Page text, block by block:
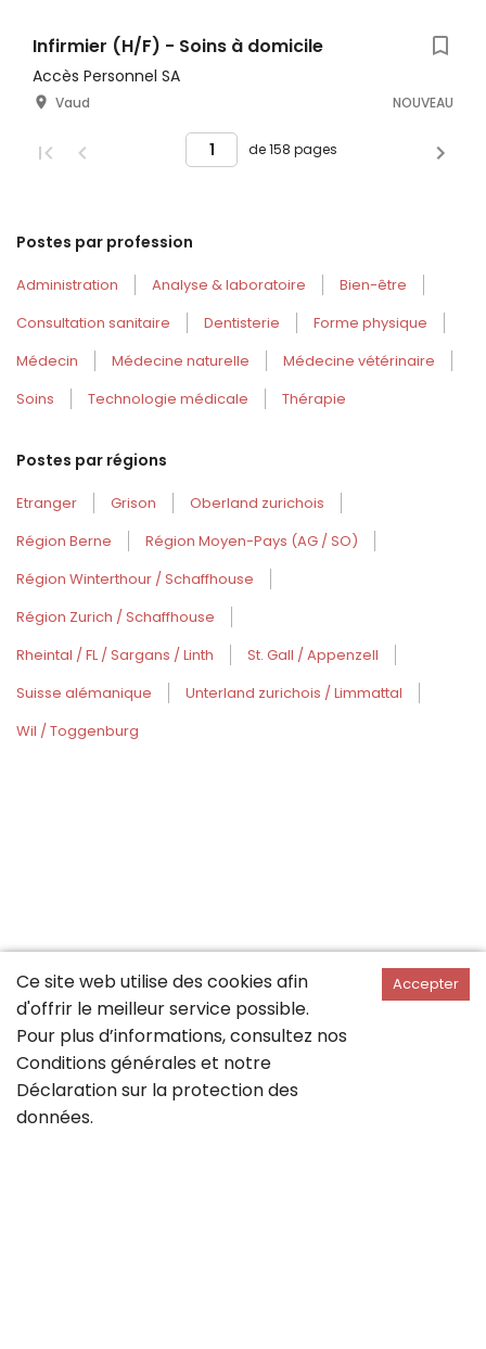
Infirmier (H/F) - Soins à domicile
Accès Personnel SA
Vaud NOUVEAU
de 158 pages
Postes par profession
Administration Analyse & laboratoire
Bien-être
Consultation sanitaire
Dentisterie
Forme physique
Médecin
Médecine naturelle
Médecine vétérinaire
Soins
Technologie médicale Thérapie
Postes par régions
Etranger Grison
Oberland zurichois
Région Berne
Région Moyen-Pays (AG / SO)
Région Winterthour / Schaffhouse
Région Zurich / Schaffhouse
Rheintal / FL / Sargans / Linth
St. Gall / Appenzell
Suisse alémanique
Unterland zurichois / Limmattal
Wil / Toggenburg
Ce site web utilise des cookies afin
d'offrir le meilleur service possible.
Pour plus d’informations, consultez nos
Conditions générales et notre
Déclaration sur la protection des
données.
Accepter